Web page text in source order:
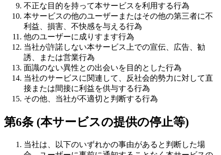
不正な目的を持って本サービスを利用する行為
本サービスの他のユーザーまたはその他の第三者に不
利益、損害、不快感を与える行為
他のユーザーに成りすます行為
当社が許諾しない本サービス上での宣伝、広告、勧
誘、または営業行為
面識のない異性との出会いを目的とした行為
当社のサービスに関連して、反社会的勢力に対して直
接または間接に利益を供与する行為
その他、当社が不適切と判断する行為
第6条 (本サービスの提供の停止等)
当社は、以下のいずれかの事由があると判断した場